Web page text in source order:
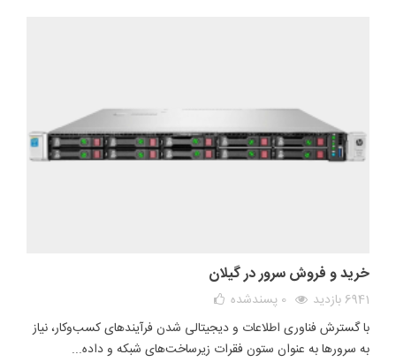
خرید و فروش سرور در گیلان
6941 بازدید 0 پسندشده
با گسترش فناوری اطلاعات و دیجیتالی شدن فرآیندهای کسب‌وکار، نیاز
به سرورها به عنوان ستون فقرات زیرساخت‌های شبکه و داده...